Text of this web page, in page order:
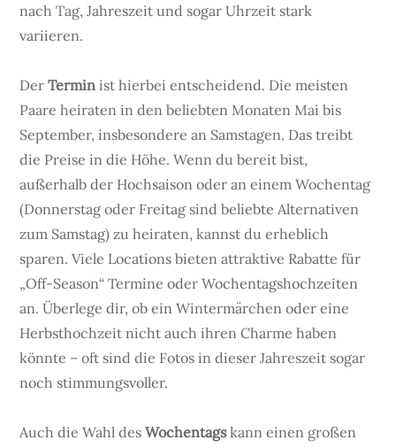
nach Tag, Jahreszeit und sogar Uhrzeit stark
variieren.
DerTermin ist hierbei entscheidend. Die meisten
Paare heiraten in den beliebten Monaten Mai bis
September, insbesondere an Samstagen. Das treibt
die Preise in die Höhe. Wenn du bereit bist,
außerhalb der Hochsaison oder an einem Wochentag
(Donnerstag oder Freitag sind beliebte Alternativen
zum Samstag) zu heiraten, kannst du erheblich
sparen. Viele Locations bieten attraktive Rabatte für
„Off-Season“ Termine oder Wochentagshochzeiten
an. Überlege dir, ob ein Wintermärchen oder eine
Herbsthochzeit nicht auch ihren Charme haben
könnte – oft sind die Fotos in dieser Jahreszeit sogar
noch stimmungsvoller.
Auch die Wahl desWochentagskann einen großen